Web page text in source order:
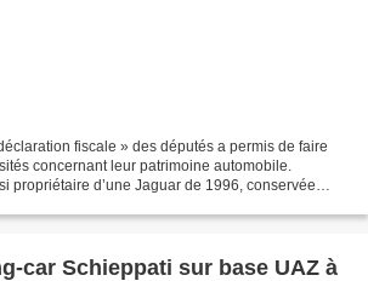
fiscale » des députés a permis de faire
concernant leur patrimoine automobile.
propriétaire d’une Jaguar de 1996, conservée
car Schieppati sur base UAZ à